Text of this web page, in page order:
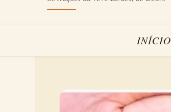
INÍCIO